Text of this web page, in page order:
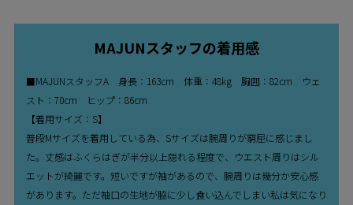
MAJUNスタッフの着用感
■MAJUNスタッフA 身長：163cm 体重：48kg 胸囲：82cm ウェ
スト：70cm ヒップ：86cm
【着用サイズ：S】
普段Mサイズを着用している為、Sサイズは腕周りが窮屈に感じまし
た。丈感はふくらはぎが半分以上隠れる程度で、ウエスト周りはシル
エットが綺麗です。短いですが袖があるので、腕周りは幾分か安心感
があります。ただ袖口の生地が脇に少し食い込んでしまい私は気になり